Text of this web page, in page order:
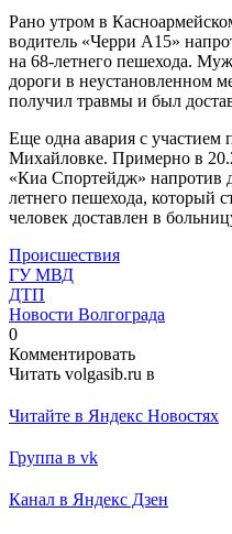
Рано утром в
водитель «Черри А15»
на 68-летнего пешехода.
дороги в неустановленном
получил травмы и был
Еще одна авария с участием
Михайловке. Примерно в
«Киа Спортейдж» напротив
летнего пешехода, который
человек доставлен в
Происшествия
ГУ МВД
ДТП
Новости Волгограда
0
Комментировать
Читать volgasib.ru в
Читайте в Яндекс Новостях
Группа в vk
Канал в Яндекс Дзен